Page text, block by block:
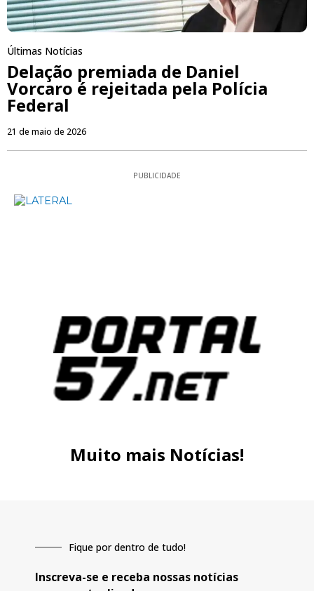
Últimas Notícias
Delação premiada de Daniel
Vorcaro é rejeitada pela Polícia
Federal
21 de maio de 2026
PUBLICIDADE
Muito mais Notícias!
Fique por dentro de tudo!
Inscreva-se e receba nossas notícias